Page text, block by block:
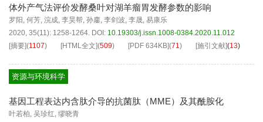
体外产气法评价发酵桑叶对湖羊瘤胃发酵参数的影响
罗阳 , 何芳, 浣成, 李昊帮, 孙鏖, 李剑波, 李晟, 易康乐
2020, 35(11): 1258-1264. DOI: 10.19303/j.issn.1008-0384.2020.11.012
[摘要](1107) [HTML全文](509) [PDF 634KB](71) [施引文献](13)
资源与环境科学
基因工程表达内含肽介导的抗菌肽（MME）及其酰胺化
叶若柏, 吴珍红, 缪晓青